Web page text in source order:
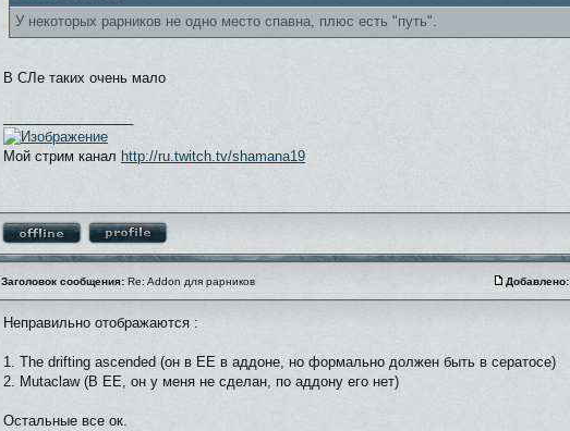
У некоторых рарников не одно место спавна, плюс есть "путь".
В СЛе таких очень мало
Мой стрим канал http://ru.twitch.tv/shamana19
Заголовок сообщения: Re: Addon для рарников Добавлено:
Неправильно отображаются :
1. The drifting ascended (он в ЕЕ в аддоне, но формально должен быть в сератосе)
2. Mutaclaw (В ЕЕ, он у меня не сделан, по аддону его нет)
Остальные все ок.